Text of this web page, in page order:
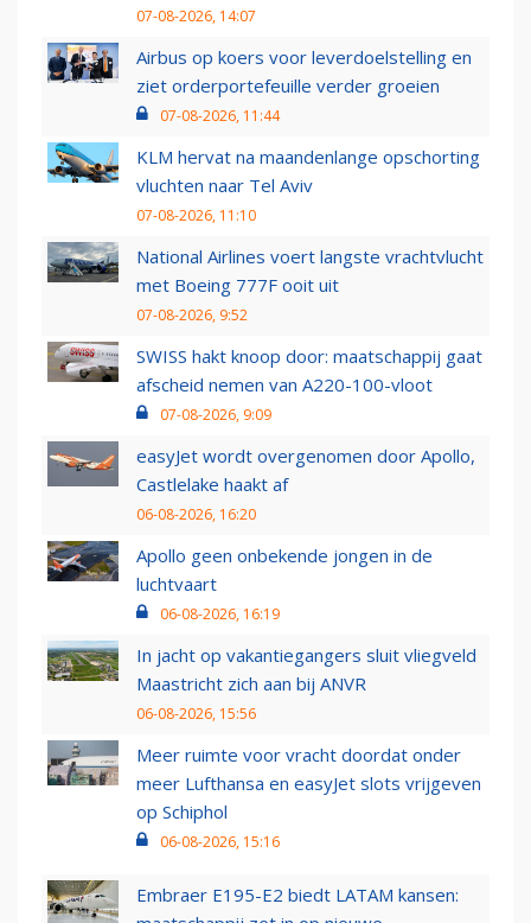
07-08-2026, 14:07
Airbus op koers voor leverdoelstelling en
ziet orderportefeuille verder groeien
07-08-2026, 11:44
KLM hervat na maandenlange opschorting
vluchten naar Tel Aviv
07-08-2026, 11:10
National Airlines voert langste vrachtvlucht
met Boeing 777F ooit uit
07-08-2026, 9:52
SWISS hakt knoop door: maatschappij gaat
afscheid nemen van A220-100-vloot
07-08-2026, 9:09
easyJet wordt overgenomen door Apollo,
Castlelake haakt af
06-08-2026, 16:20
Apollo geen onbekende jongen in de
luchtvaart
06-08-2026, 16:19
In jacht op vakantiegangers sluit vliegveld
Maastricht zich aan bij ANVR
06-08-2026, 15:56
Meer ruimte voor vracht doordat onder
meer Lufthansa en easyJet slots vrijgeven
op Schiphol
06-08-2026, 15:16
Embraer E195-E2 biedt LATAM kansen: